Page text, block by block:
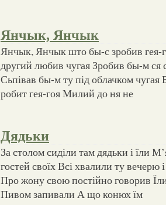
Янчык, Янчык
Янчык, Янчык што бы-с зробив гея-
другий любив чугая Зробив бы-м ся
Сьпівав бы-м ту під облачком
робит гея-гоя Милий до ня не
Дядьки
За столом сиділи там дядьки і їли
гостей своїх Всі хвалили ту вечерю
Про жону свою постійно говорив
Пивом запивали А що конюх їм